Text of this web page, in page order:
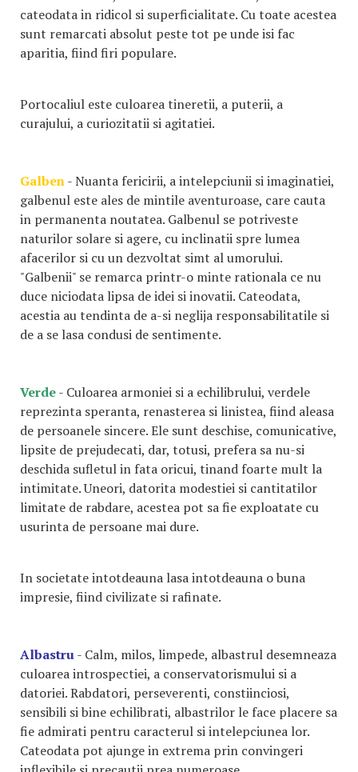
cateodata in ridicol si superficialitate. Cu toate acestea
sunt remarcati absolut peste tot pe unde isi fac
aparitia, fiind firi populare.
Portocaliul este culoarea tineretii, a puterii, a
curajului, a curiozitatii si agitatiei.
Galben- Nuanta fericirii, a intelepciunii si imaginatiei,
galbenul este ales de mintile aventuroase, care cauta
in permanenta noutatea. Galbenul se potriveste
naturilor solare si agere, cu inclinatii spre lumea
afacerilor si cu un dezvoltat simt al umorului.
"Galbenii" se remarca printr-o minte rationala ce nu
duce niciodata lipsa de idei si inovatii. Cateodata,
acestia au tendinta de a-si neglija responsabilitatile si
de a se lasa condusi de sentimente.
Verde- Culoarea armoniei si a echilibrului, verdele
reprezinta speranta, renasterea si linistea, fiind aleasa
de persoanele sincere. Ele sunt deschise, comunicative,
lipsite de prejudecati, dar, totusi, prefera sa nu-si
deschida sufletul in fata oricui, tinand foarte mult la
intimitate. Uneori, datorita modestiei si cantitatilor
limitate de rabdare, acestea pot sa fie exploatate cu
usurinta de persoane mai dure.
In societate intotdeauna lasa intotdeauna o buna
impresie, fiind civilizate si rafinate.
Albastru- Calm, milos, limpede, albastrul desemneaza
culoarea introspectiei, a conservatorismului si a
datoriei. Rabdatori, perseverenti, constiinciosi,
sensibili si bine echilibrati, albastrilor le face placere sa
fie admirati pentru caracterul si intelepciunea lor.
Cateodata pot ajunge in extrema prin convingeri